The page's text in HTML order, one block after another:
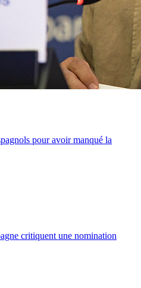
pour avoir manqué la
critiquent une nomination